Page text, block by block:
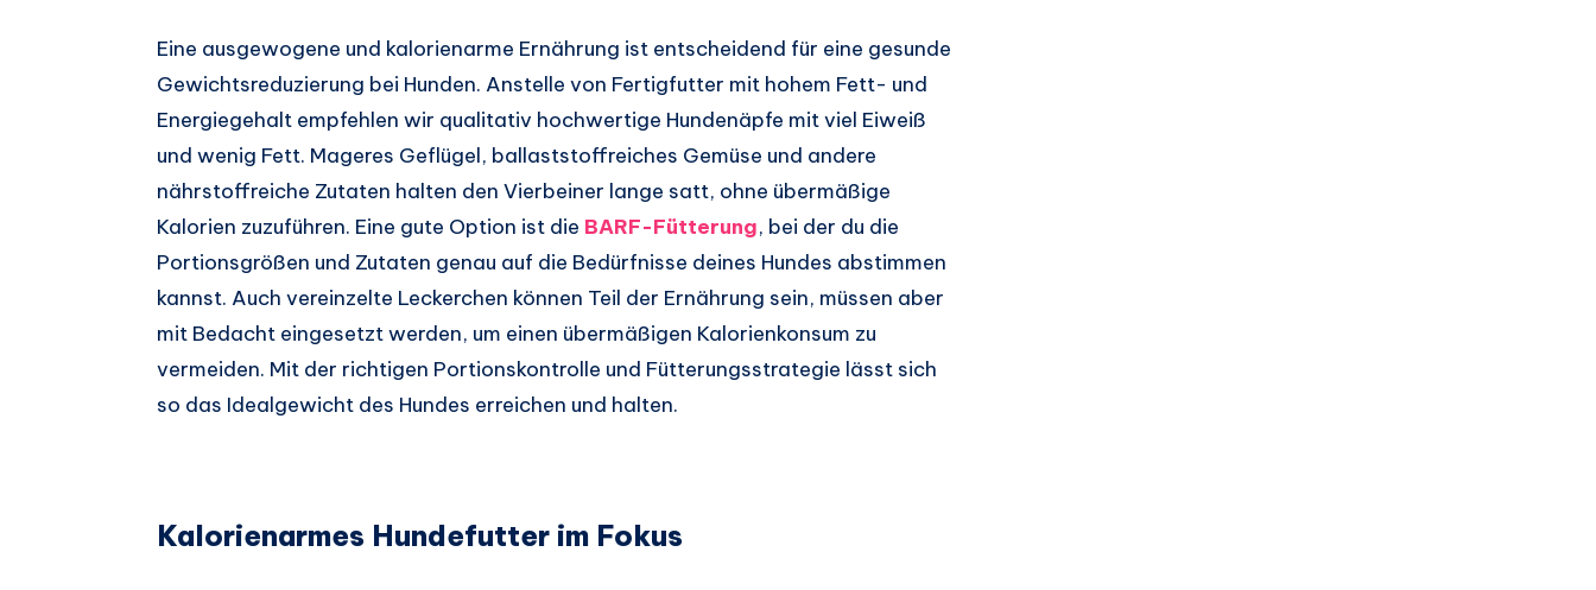
Eine ausgewogene und kalorienarme Ernährung ist entscheidend für eine gesunde
Gewichtsreduzierung bei Hunden. Anstelle von Fertigfutter mit hohem Fett- und
Energiegehalt empfehlen wir qualitativ hochwertige Hundenäpfe mit viel Eiweiß
und wenig Fett. Mageres Geflügel, ballaststoffreiches Gemüse und andere
nährstoffreiche Zutaten halten den Vierbeiner lange satt, ohne übermäßige
Kalorien zuzuführen. Eine gute Option ist die BARF-Fütterung, bei der du die
Portionsgrößen und Zutaten genau auf die Bedürfnisse deines Hundes abstimmen
kannst. Auch vereinzelte Leckerchen können Teil der Ernährung sein, müssen aber
mit Bedacht eingesetzt werden, um einen übermäßigen Kalorienkonsum zu
vermeiden. Mit der richtigen Portionskontrolle und Fütterungsstrategie lässt sich
so das Idealgewicht des Hundes erreichen und halten.
Kalorienarmes Hundefutter im Fokus